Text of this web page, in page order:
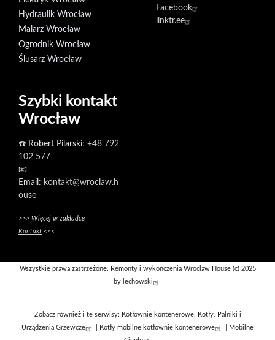
Hydraulik Wrocław
Malarz Wrocław
Ogrodnik Wrocław
Ślusarz Wrocław
Facebook
linktr.ee
Szybki kontakt
Wrocław
☎️ Robert Pilarski: +48 792
102 577
📧
Email: kontakt@wroclaw.h
ouse
>>> Więcej w zakładce
Kontakt <<<
Wszystkie prawa zastrzeżone. Remonty i wykończenia Wroclaw House (c) 2025
by lechowski
Zobacz również i te serwisy: Kotłownie kontenerowe, Kotły, Palniki i
Urządzenia Grzewcze
Kotły mobilne kotłownie kontenerowe
Mobilne